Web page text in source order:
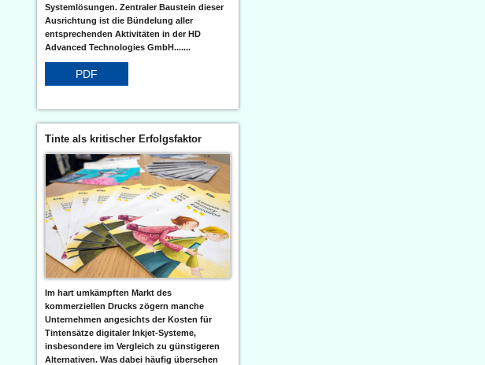
Systemlösungen. Zentraler Baustein dieser
Ausrichtung ist die Bündelung aller
entsprechenden Aktivitäten in der HD
Advanced Technologies GmbH.......
PDF
Tinte als kritischer Erfolgsfaktor
Im hart umkämpften Markt des
kommerziellen Drucks zögern manche
Unternehmen angesichts der Kosten für
Tintensätze digitaler Inkjet-Systeme,
insbesondere im Vergleich zu günstigeren
Alternativen. Was dabei häufig übersehen